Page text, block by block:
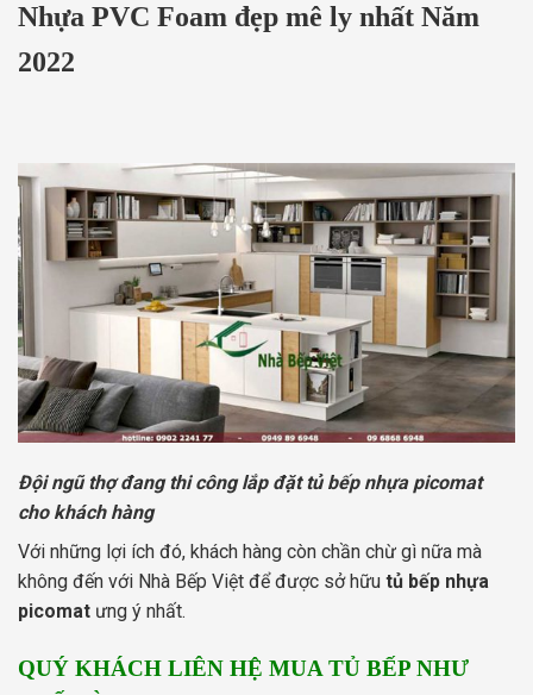
Nhựa PVC Foam đẹp mê ly nhất Năm
2022
Đội ngũ thợ đang thi công lắp đặt tủ bếp nhựa picomat
cho khách hàng
Với những lợi ích đó, khách hàng còn chần chừ gì nữa mà
không đến với Nhà Bếp Việt để được sở hữu tủ bếp nhựa
picomat ưng ý nhất.
QUÝ KHÁCH LIÊN HỆ MUA TỦ BẾP NHƯ